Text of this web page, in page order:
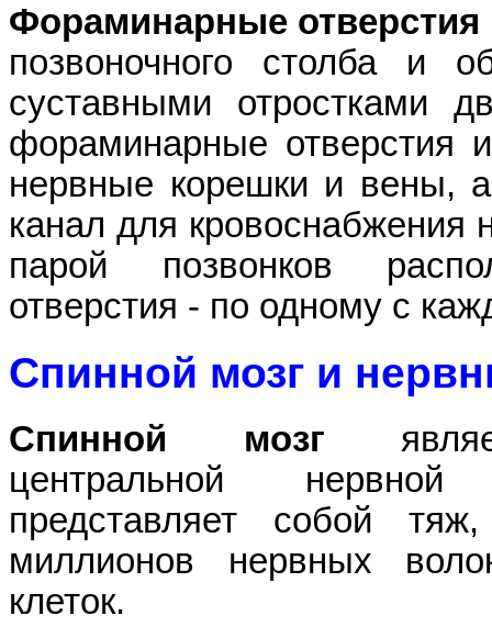
Фораминарные отверстия
позвоночного столба и
суставными отростками
фораминарные отверстия
нервные корешки и вены,
канал для кровоснабжения
парой позвонков
отверстия - по одному с
Спинной мозг и
Спинной мозг
центральной
представляет собой
миллионов нервных
клеток.